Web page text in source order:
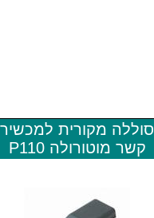
סוללה מקורית למכשיר
קשר מוטורולה P110